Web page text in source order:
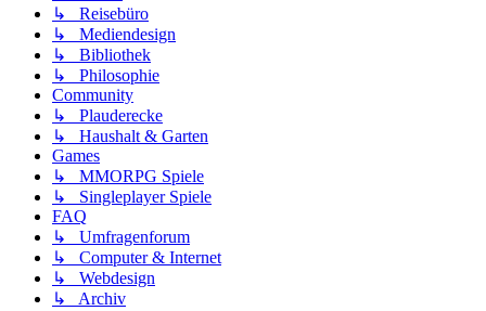
↳ Reisebüro
↳ Mediendesign
↳ Bibliothek
↳ Philosophie
Community
↳ Plauderecke
↳ Haushalt & Garten
Games
↳ MMORPG Spiele
↳ Singleplayer Spiele
FAQ
↳ Umfragenforum
↳ Computer & Internet
↳ Webdesign
↳ Archiv